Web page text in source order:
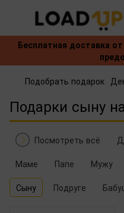
Бесплатная доставка
Подобрать подарок
Подарки сыну
Посмотреть всё
Маме
Папе Мужу
Сыну
Подруге